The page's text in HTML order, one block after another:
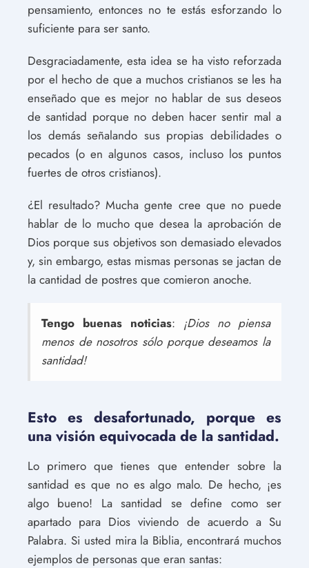
pensamiento, entonces no te estás esforzando lo
suficiente para ser santo.
Desgraciadamente, esta idea se ha visto reforzada
por el hecho de que a muchos cristianos se les ha
enseñado que es mejor no hablar de sus deseos
de santidad porque no deben hacer sentir mal a
los demás señalando sus propias debilidades o
pecados (o en algunos casos, incluso los puntos
fuertes de otros cristianos).
¿El resultado? Mucha gente cree que no puede
hablar de lo mucho que desea la aprobación de
Dios porque sus objetivos son demasiado elevados
y, sin embargo, estas mismas personas se jactan de
la cantidad de postres que comieron anoche.
Tengo buenas noticias: ¡Dios no piensa
menos de nosotros sólo porque deseamos la
santidad!
Esto es desafortunado, porque es
una visión equivocada de la santidad.
Lo primero que tienes que entender sobre la
santidad es que no es algo malo. De hecho, ¡es
algo bueno! La santidad se define como ser
apartado para Dios viviendo de acuerdo a Su
Palabra. Si usted mira la Biblia, encontrará muchos
ejemplos de personas que eran santas: